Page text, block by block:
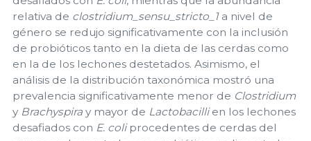
relativa de clostridium_sensu_stricto_1a nivel de
género se redujo significativamente con la inclusión
de probióticos tanto en la dieta de las cerdas como
en la de los lechones destetados. Asimismo, el
análisis de la distribución taxonómica mostró una
prevalencia significativamente menor de Clostridium
y Brachyspira y mayor de Lactobacillien los lechones
desafiados con E. coliprocedentes de cerdas del